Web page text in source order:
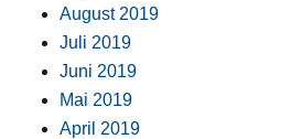
August 2019
Juli 2019
Juni 2019
Mai 2019
April 2019